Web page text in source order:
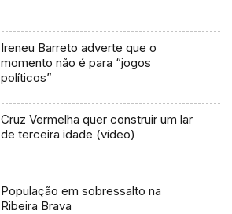
Ireneu Barreto adverte que o
momento não é para “jogos
políticos”
Cruz Vermelha quer construir um lar
de terceira idade (vídeo)
População em sobressalto na
Ribeira Brava